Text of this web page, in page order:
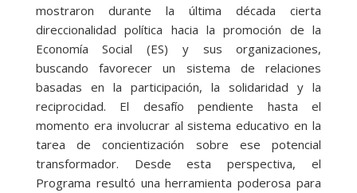
mostraron durante la última década cierta
direccionalidad política hacia la promoción de la
Economía Social (ES) y sus organizaciones,
buscando favorecer un sistema de relaciones
basadas en la participación, la solidaridad y la
reciprocidad. El desafío pendiente hasta el
momento era involucrar al sistema educativo en la
tarea de concientización sobre ese potencial
transformador. Desde esta perspectiva, el
Programa resultó una herramienta poderosa para